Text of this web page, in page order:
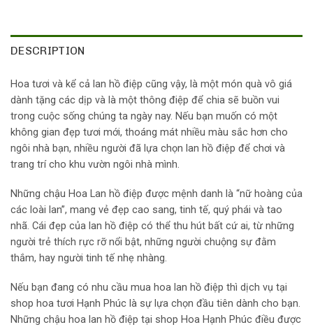
DESCRIPTION
Hoa tươi và kể cả lan hồ điệp cũng vậy, là một món quà vô giá
dành tặng các dịp và là một thông điệp để chia sẽ buồn vui
trong cuộc sống chúng ta ngày nay. Nếu bạn muốn có một
không gian đẹp tươi mới, thoáng mát nhiều màu sắc hơn cho
ngôi nhà bạn, nhiều người đã lựa chọn lan hồ điệp để chơi và
trang trí cho khu vườn ngôi nhà mình.
Những chậu Hoa Lan hồ điệp được mệnh danh là “nữ hoàng của
các loài lan”, mang vẻ đẹp cao sang, tinh tế, quý phái và tao
nhã. Cái đẹp của lan hồ điệp có thể thu hút bất cứ ai, từ những
người trẻ thích rực rỡ nổi bật, những người chuộng sự đằm
thắm, hay người tinh tế nhẹ nhàng.
Nếu bạn đang có nhu cầu mua hoa lan hồ điệp thì dịch vụ tại
shop hoa tươi Hạnh Phúc là sự lựa chọn đầu tiên dành cho bạn.
Những chậu hoa lan hồ điệp tại shop Hoa Hạnh Phúc điều được